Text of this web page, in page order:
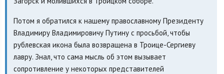
Потом я обратился к нашему православному Президенту
Владимиру Владимировичу Путину с просьбой, чтобы
рублевская икона была возвращена в Троице-Сергиеву
лавру. Знал, что сама мысль об этом вызывает
сопротивление у некоторых представителей